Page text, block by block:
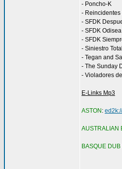
- Poncho-K
-
- SFDK
- SFDK
- SFDK
- Siniestro Total
- Tegan and
- The Sunday
- Violadores
E-Links Mp3
ASTON :
AUSTRALIAN
BASQUE DUB